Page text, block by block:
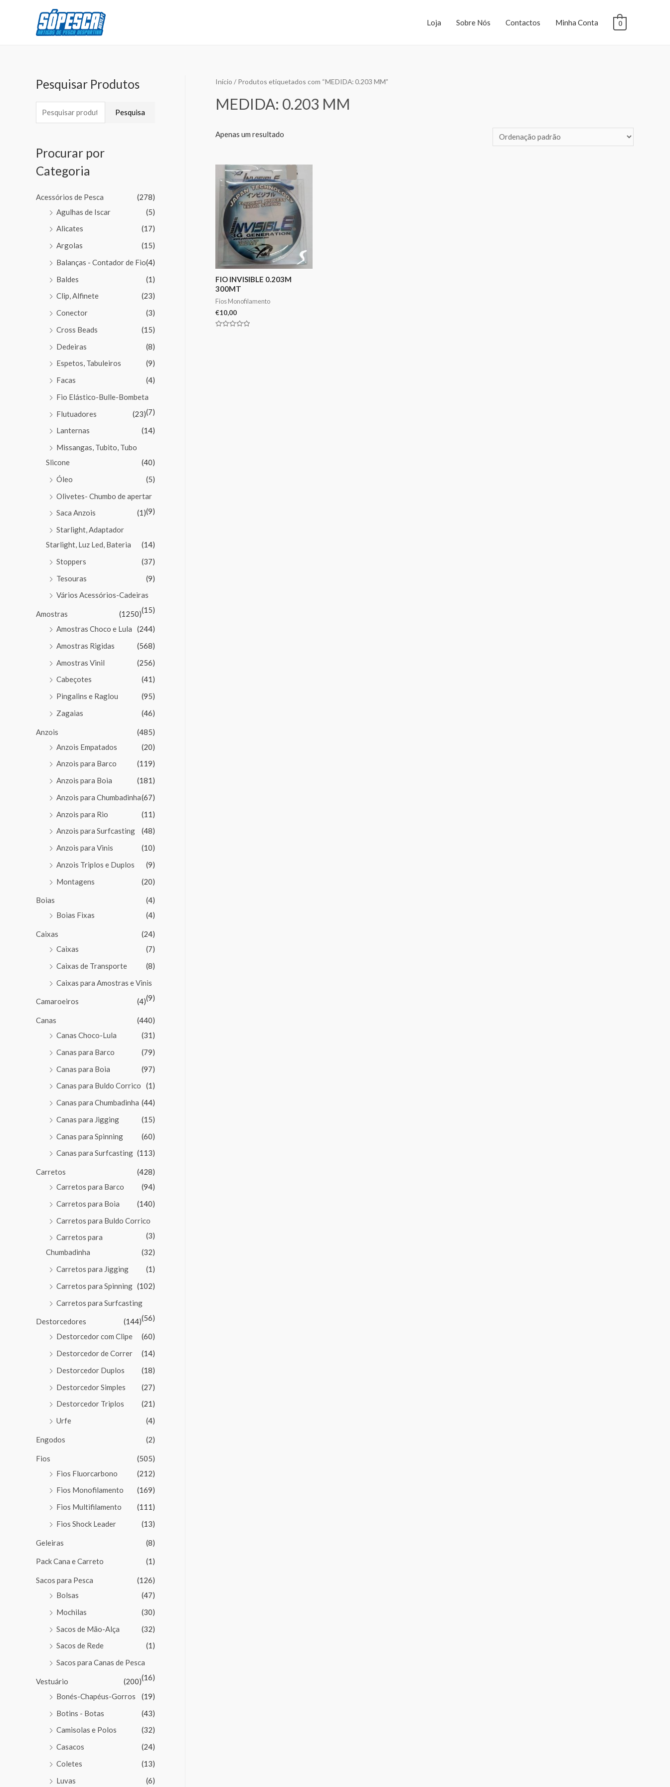
Loja Sobre Nós Contactos Minha Conta 0
Pesquisar Produtos
Pesquisa
Procurar por
Categoria
Acessórios de Pesca
(278)
Agulhas de Iscar
(5)
Alicates
(17)
Argolas
(15)
Balanças - Contador de Fio(4)
Baldes
(1)
Clip, Alfinete
(23)
Conector
(3)
Cross Beads
(15)
Dedeiras
(8)
Espetos, Tabuleiros
(9)
Facas
(4)
Fio Elástico-Bulle-Bombeta
(7)
Flutuadores
(23)
Lanternas
(14)
Missangas, Tubito, Tubo
Slicone
(40)
Óleo
(5)
Olivetes- Chumbo de apertar
(9)
Saca Anzois
(1)
Starlight, Adaptador
Starlight, Luz Led, Bateria
(14)
Stoppers
(37)
Tesouras
(9)
Vários Acessórios-Cadeiras
(15)
Amostras
(1250)
Amostras Choco e Lula
(244)
Amostras Rigidas
(568)
Amostras Vinil
(256)
Cabeçotes
(41)
Pingalins e Raglou
(95)
Zagaias
(46)
Anzois
(485)
Anzois Empatados
(20)
Anzois para Barco
(119)
Anzois para Boia
(181)
Anzois para Chumbadinha(67)
Anzois para Rio
(11)
Anzois para Surfcasting
(48)
Anzois para Vinis
(10)
Anzois Triplos e Duplos
(9)
Montagens
(20)
Boias
(4)
Boias Fixas
(4)
Caixas
(24)
Caixas
(7)
Caixas de Transporte
(8)
Caixas para Amostras e Vinis
(9)
Camaroeiros (4)
Canas
(440)
Canas Choco-Lula
(31)
Canas para Barco
(79)
Canas para Boia
(97)
Canas para Buldo Corrico
(1)
Canas para Chumbadinha (44)
Canas para Jigging
(15)
Canas para Spinning
(60)
Canas para Surfcasting (113)
Carretos
(428)
Carretos para Barco
(94)
Carretos para Boia
(140)
Carretos para Buldo Corrico
(3)
Carretos para
Chumbadinha
(32)
Carretos para Jigging
(1)
Carretos para Spinning (102)
Carretos para Surfcasting
(56)
Destorcedores
(144)
Destorcedor com Clipe
(60)
Destorcedor de Correr
(14)
Destorcedor Duplos
(18)
Destorcedor Simples
(27)
Destorcedor Triplos
(21)
Urfe
(4)
Engodos (2)
Fios
(505)
Fios Fluorcarbono
(212)
Fios Monofilamento
(169)
Fios Multifilamento
(111)
Fios Shock Leader
(13)
Geleiras (8)
Pack Cana e Carreto (1)
Sacos para Pesca
(126)
Bolsas
(47)
Mochilas
(30)
Sacos de Mão-Alça
(32)
Sacos de Rede
(1)
Sacos para Canas de Pesca
(16)
Vestuário
(200)
Bonés-Chapéus-Gorros
(19)
Botins - Botas
(43)
Camisolas e Polos
(32)
Casacos
(24)
Coletes
(13)
Luvas
(6)
Início / Produtos etiquetados com “MEDIDA: 0.203 MM”
MEDIDA: 0.203 MM
Apenas um resultado
FIO INVISIBLE 0.203M
300MT
Fios Monofilamento
€10,00